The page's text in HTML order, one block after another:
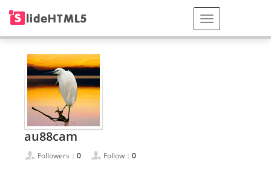
au88cam
Followers： 0 Follow： 0